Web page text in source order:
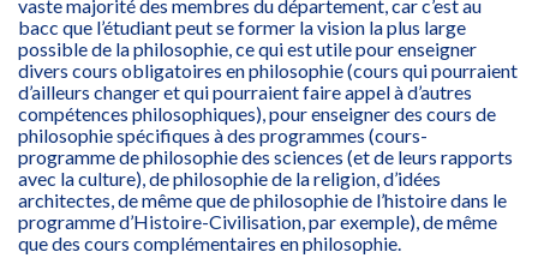
vaste majorité des membres du département, car c’est au
bacc que l’étudiant peut se former la vision la plus large
possible de la philosophie, ce qui est utile pour enseigner
divers cours obligatoires en philosophie (cours qui pourraient
d’ailleurs changer et qui pourraient faire appel à d’autres
compétences philosophiques), pour enseigner des cours de
philosophie spécifiques à des programmes (cours-
programme de philosophie des sciences (et de leurs rapports
avec la culture), de philosophie de la religion, d’idées
architectes, de même que de philosophie de l’histoire dans le
programme d’Histoire-Civilisation, par exemple), de même
que des cours complémentaires en philosophie.